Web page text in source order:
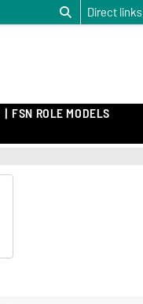
Direct links
FSN ROLE MODELS